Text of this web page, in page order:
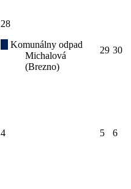
28
Komunálny odpad
Michalová
(Brezno)
29 30
4 5 6